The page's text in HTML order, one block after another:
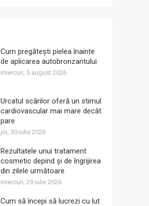
Cum pregătești pielea înainte
de aplicarea autobronzantului
miercuri, 5 august 2026
Urcatul scărilor oferă un stimul
cardiovascular mai mare decât
pare
joi, 30 iulie 2026
Rezultatele unui tratament
cosmetic depind și de îngrijirea
din zilele următoare
miercuri, 29 iulie 2026
Cum să începi să lucrezi cu lut